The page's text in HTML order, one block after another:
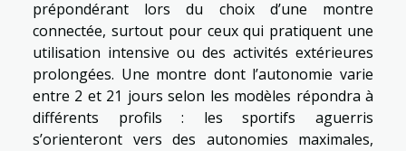
prépondérant lors du choix d’une montre
connectée, surtout pour ceux qui pratiquent une
utilisation intensive ou des activités extérieures
prolongées. Une montre dont l’autonomie varie
entre 2 et 21 jours selon les modèles répondra à
différents profils : les sportifs aguerris
s’orienteront vers des autonomies maximales,